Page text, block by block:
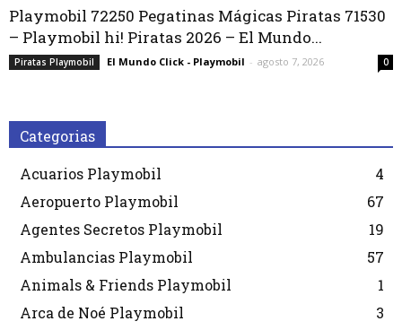
Playmobil 72250 Pegatinas Mágicas Piratas 71530
– Playmobil hi! Piratas 2026 – El Mundo...
Piratas Playmobil El Mundo Click - Playmobil - agosto 7, 2026 0
Categorias
Acuarios Playmobil
4
Aeropuerto Playmobil
67
Agentes Secretos Playmobil
19
Ambulancias Playmobil
57
Animals & Friends Playmobil
1
Arca de Noé Playmobil
3